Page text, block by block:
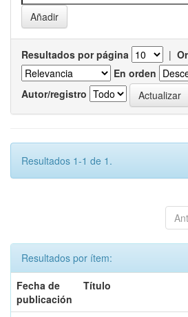
Resultados por página |
En orden
Autor/registro
Resultados 1-1 de 1.
Resultados por ítem:
Fecha de
publicación
Título